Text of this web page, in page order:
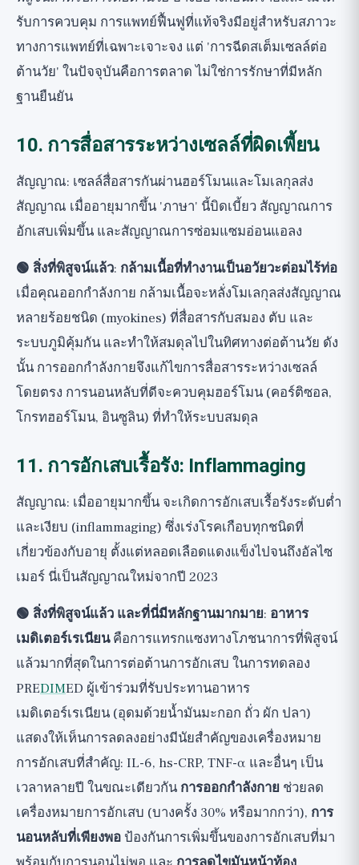
รับการควบคุม การแพทย์ฟื้นฟูที่แท้จริงมีอยู่สำหรับสภาวะ
ทางการแพทย์ที่เฉพาะเจาะจง แต่ 'การฉีดสเต็มเซลล์ต่อ
ต้านวัย' ในปัจจุบันคือการตลาด ไม่ใช่การรักษาที่มีหลัก
ฐานยืนยัน
10. การสื่อสารระหว่างเซลล์ที่ผิดเพี้ยน
สัญญาณ: เซลล์สื่อสารกันผ่านฮอร์โมนและโมเลกุลส่ง
สัญญาณ เมื่ออายุมากขึ้น 'ภาษา' นี้บิดเบี้ยว สัญญาณการ
อักเสบเพิ่มขึ้น และสัญญาณการซ่อมแซมอ่อนแอลง
🟢 สิ่งที่พิสูจน์แล้ว: กล้ามเนื้อที่ทำงานเป็นอวัยวะต่อมไร้ท่อ
เมื่อคุณออกกำลังกาย กล้ามเนื้อจะหลั่งโมเลกุลส่งสัญญาณ
หลายร้อยชนิด (myokines) ที่สื่อสารกับสมอง ตับ และ
ระบบภูมิคุ้มกัน และทำให้สมดุลไปในทิศทางต่อต้านวัย ดัง
นั้น การออกกำลังกายจึงแก้ไขการสื่อสารระหว่างเซลล์
โดยตรง การนอนหลับที่ดีจะควบคุมฮอร์โมน (คอร์ติซอล,
โกรทฮอร์โมน, อินซูลิน) ที่ทำให้ระบบสมดุล
11. การอักเสบเรื้อรัง: Inflammaging
สัญญาณ: เมื่ออายุมากขึ้น จะเกิดการอักเสบเรื้อรังระดับต่ำ
และเงียบ (inflammaging) ซึ่งเร่งโรคเกือบทุกชนิดที่
เกี่ยวข้องกับอายุ ตั้งแต่หลอดเลือดแดงแข็งไปจนถึงอัลไซ
เมอร์ นี่เป็นสัญญาณใหม่จากปี 2023
🟢 สิ่งที่พิสูจน์แล้ว และที่นี่มีหลักฐานมากมาย: อาหาร
เมดิเตอร์เรเนียนคือการแทรกแซงทางโภชนาการที่พิสูจน์
แล้วมากที่สุดในการต่อต้านการอักเสบ ในการทดลอง
PREDIMED ผู้เข้าร่วมที่รับประทานอาหาร
เมดิเตอร์เรเนียน (อุดมด้วยน้ำมันมะกอก ถั่ว ผัก ปลา)
แสดงให้เห็นการลดลงอย่างมีนัยสำคัญของเครื่องหมาย
การอักเสบที่สำคัญ: IL-6, hs-CRP, TNF-α และอื่นๆ เป็น
เวลาหลายปี ในขณะเดียวกัน การออกกำลังกาย ช่วยลด
เครื่องหมายการอักเสบ (บางครั้ง 30% หรือมากกว่า), การ
นอนหลับที่เพียงพอป้องกันการเพิ่มขึ้นของการอักเสบที่มา